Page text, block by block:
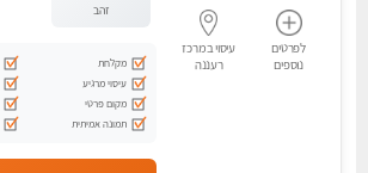
לפרטים
נוספים
עיסוי במרכז
רעננה
זהב
מקלחת
עיסוי מרגיע
מקום פרטי
תמונה אמיתית